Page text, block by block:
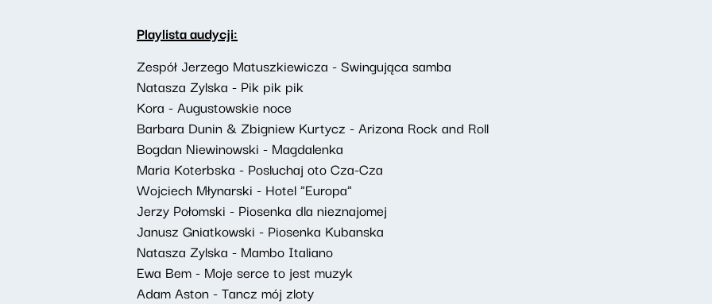
Playlista audycji:
Zespół Jerzego Matuszkiewicza - Swingująca samba
Natasza Zylska - Pik pik pik
Kora - Augustowskie noce
Barbara Dunin & Zbigniew Kurtycz - Arizona Rock and Roll
Bogdan Niewinowski - Magdalenka
Maria Koterbska - Posluchaj oto Cza-Cza
Wojciech Młynarski - Hotel "Europa"
Jerzy Połomski - Piosenka dla nieznajomej
Janusz Gniatkowski - Piosenka Kubanska
Natasza Zylska - Mambo Italiano
Ewa Bem - Moje serce to jest muzyk
Adam Aston - Tancz mój zloty